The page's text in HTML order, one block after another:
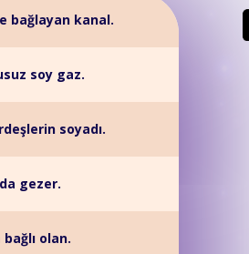
bağlayan kanal.
soy gaz.
soyadı.
gezer.
olan.